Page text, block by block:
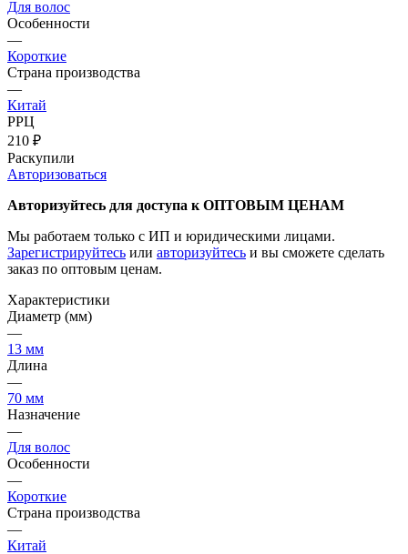
Для волос
Особенности
—
Короткие
Страна производства
—
Китай
РРЦ
210 ₽
Раскупили
Авторизоваться
Авторизуйтесь для доступа к ОПТОВЫМ ЦЕНАМ
Мы работаем только с ИП и юридическими лицами.
Зарегистрируйтесь или авторизуйтесь и вы сможете сделать
заказ по оптовым ценам.
Характеристики
Диаметр (мм)
—
13 мм
Длина
—
70 мм
Назначение
—
Для волос
Особенности
—
Короткие
Страна производства
—
Китай